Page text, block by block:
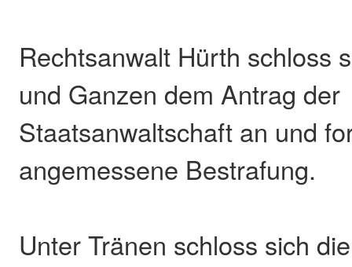
Rechtsanwalt Hürth schloss
und Ganzen dem Antrag der
Staatsanwaltschaft an und
angemessene Bestrafung.
Unter Tränen schloss sich